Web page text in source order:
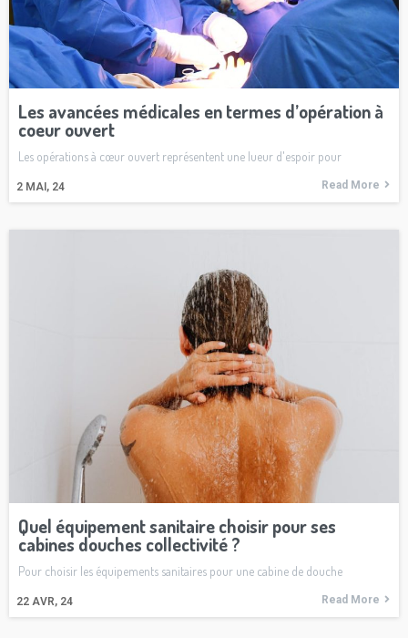
Les avancées médicales en termes d’opération à
coeur ouvert
2 MAI, 24
Les opérations à cœur ouvert représentent une lueur d'espoir pour
Read More
Quel équipement sanitaire choisir pour ses
cabines douches collectivité ?
22 AVR, 24
Pour choisir les équipements sanitaires pour une cabine de douche
Read More